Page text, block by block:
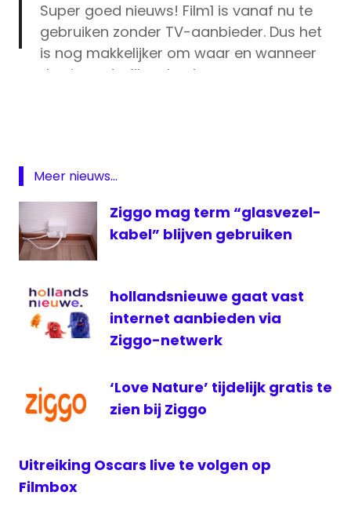
Super goed nieuws! Film1 is vanaf nu te
gebruiken zonder TV-aanbieder. Dus het
is nog makkelijker om waar en wanneer
de nieuwste films te streamen.
— Film1🍿 (@film1)
On
Streamingdienst
televisie
ziggo
Meer nieuws...
Ziggo mag term “glasvezel-
kabel” blijven gebruiken
hollandsnieuwe gaat vast
internet aanbieden via
Ziggo-netwerk
‘Love Nature’ tijdelijk gratis te
zien bij Ziggo
Uitreiking Oscars live te volgen op
Filmbox